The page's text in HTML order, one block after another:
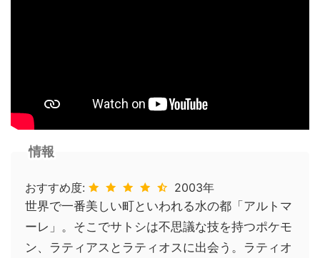
情報
おすすめ度:
2003年
世界で一番美しい町といわれる水の都「アルトマ
ーレ」。そこでサトシは不思議な技を持つポケモ
ン、ラティアスとラティオスに出会う。ラティオ